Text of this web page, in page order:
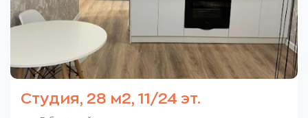
Студия, 28 м2, 11/24 эт.